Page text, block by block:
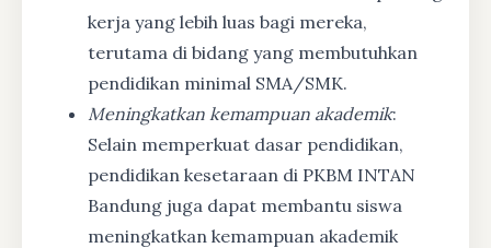
kerja yang lebih luas bagi mereka,
terutama di bidang yang membutuhkan
pendidikan minimal SMA/SMK.
Meningkatkan kemampuan akademik:
Selain memperkuat dasar pendidikan,
pendidikan kesetaraan di PKBM INTAN
Bandung juga dapat membantu siswa
meningkatkan kemampuan akademik